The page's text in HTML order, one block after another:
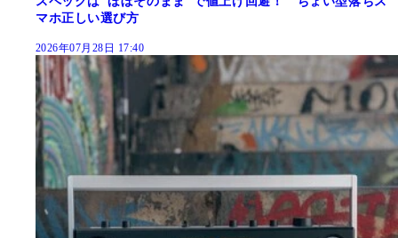
マホ正しい選び方
2026年07月28日 17:40